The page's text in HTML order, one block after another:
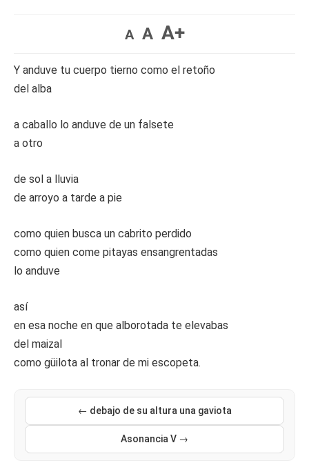
A A A+
Y anduve tu cuerpo tierno como el retoño
del alba
a caballo lo anduve de un falsete
a otro
de sol a lluvia
de arroyo a tarde a pie
como quien busca un cabrito perdido
como quien come pitayas ensangrentadas
lo anduve
así
en esa noche en que alborotada te elevabas
del maizal
como güilota al tronar de mi escopeta.
← debajo de su altura una gaviota
Asonancia V →